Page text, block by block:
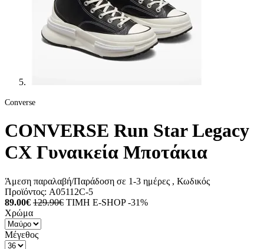
Converse
CONVERSE Run Star Legacy
CX Γυναικεία Μποτάκια
Άμεση παραλαβή/Παράδοση σε 1-3 ημέρες , Κωδικός
Προϊόντος: A05112C-5
89.00€ 129.90€ ΤΙΜΗ E-SHOP -31%
Χρώμα
Μέγεθος